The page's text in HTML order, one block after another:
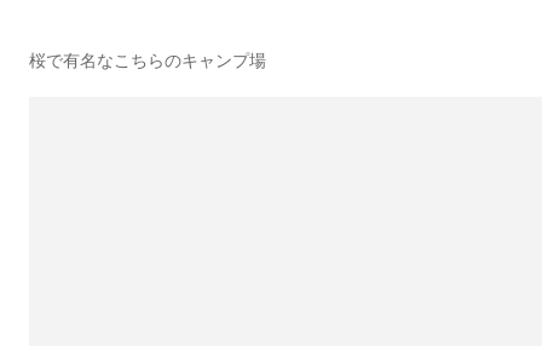
桜で有名なこちらのキャンプ場